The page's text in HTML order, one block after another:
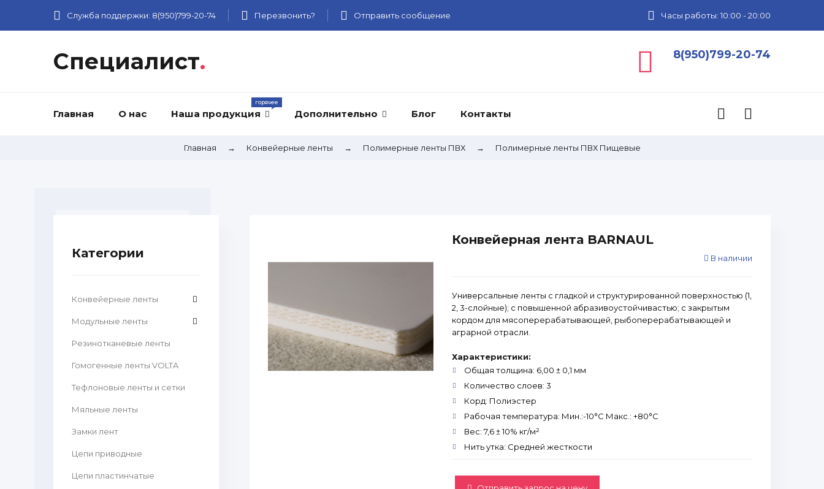
Служба поддержки: 8(950)799-20-74 Перезвонить? Отправить сообщение Часы работы: 10:00 - 20:00
Специалист. 8(950)799-20-74
Главная О нас Наша продукция Дополнительно Блог Контакты
Главная → Конвейерные ленты → Полимерные ленты ПВХ → Полимерные ленты ПВХ Пищевые
Конвейерная лента BARNAUL
В наличии
Универсальные ленты с гладкой и структурированной поверхностью (1,
2, 3-слойные); с повышенной абразивоустойчивастью; с закрытым
кордом для мясоперерабатывающей, рыбоперерабатывающей и
аграрной отрасли.
Характеристики:
Общая толщина: 6,00 ± 0,1 мм
Количество слоев: 3
Корд: Полиэстер
Рабочая температура: Мин.:-10°С Макс.: +80°С
Вес: 7,6 ± 10% кг/м²
Нить утка: Средней жесткости
Категории
Конвейерные ленты
Модульные ленты
Резинотканевые ленты
Гомогенные ленты VOLTA
Тефлоновые ленты и сетки
Мяльные ленты
Замки лент
Цепи приводные
Цепи пластинчатые